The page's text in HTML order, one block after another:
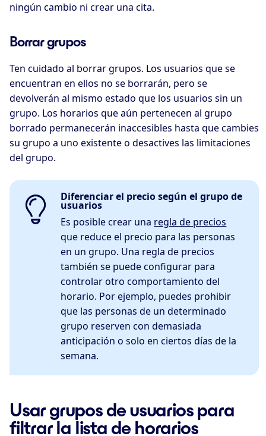
ningún cambio ni crear una cita.
Borrar grupos
Ten cuidado al borrar grupos. Los usuarios que se
encuentran en ellos no se borrarán, pero se
devolverán al mismo estado que los usuarios sin un
grupo. Los horarios que aún pertenecen al grupo
borrado permanecerán inaccesibles hasta que cambies
su grupo a uno existente o desactives las limitaciones
del grupo.
Diferenciar el precio según el grupo de
usuarios
Es posible crear una regla de precios
que reduce el precio para las personas
en un grupo. Una regla de precios
también se puede configurar para
controlar otro comportamiento del
horario. Por ejemplo, puedes prohibir
que las personas de un determinado
grupo reserven con demasiada
anticipación o solo en ciertos días de la
semana.
Usar grupos de usuarios para
filtrar la lista de horarios